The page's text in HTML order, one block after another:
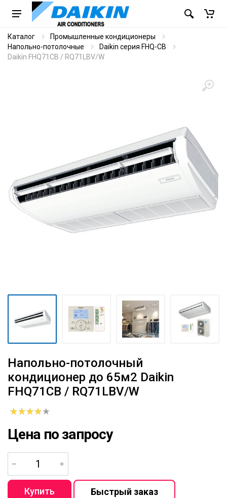
Каталог
Промышленные кондиционеры
Напольно-потолочные
Daikin серия FHQ-CB
Daikin FHQ71CB / RQ71LBV/W
Напольно-потолочный
кондиционер до 65м2 Daikin
FHQ71CB / RQ71LBV/W
Цена по запросу